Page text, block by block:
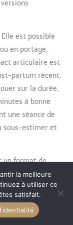
est possible
en portage,
articulaire est
partum récent.
sur la durée,
à bonne
une séance de
sous-estimer et
un format de
accessoire de
en extérieur,
que bébé tient
la meilleure
à utiliser ce
satisfait.